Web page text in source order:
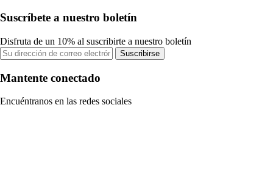
Suscríbete a nuestro boletín
Disfruta de un 10% al suscribirte a nuestro boletín
Suscribirse
Mantente conectado
Encuéntranos en las redes sociales